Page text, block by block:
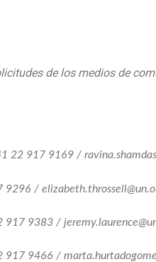
de los medios de
22 917 9169 /
9296 /
917 9383 /
9466 /